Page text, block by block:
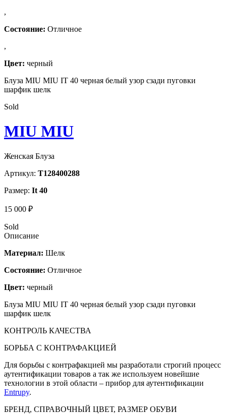
,
Состояние: Отличное
,
Цвет: черный
Блуза MIU MIU IT 40 черная белый узор сзади пуговки
шарфик шелк
Sold
MIU MIU
Женская Блуза
Артикул: T128400288
Размер: It 40
15 000 ₽
Sold
Описание
Материал: Шелк
Состояние: Отличное
Цвет: черный
Блуза MIU MIU IT 40 черная белый узор сзади пуговки
шарфик шелк
КОНТРОЛЬ КАЧЕСТВА
БОРЬБА С КОНТРАФАКЦИЕЙ
Для борьбы с контрафакцией мы разработали строгий процесс
аутентификации товаров а так же используем новейшие
технологии в этой области – прибор для аутентификации
Entrupy.
БРЕНД, СПРАВОЧНЫЙ ЦВЕТ, РАЗМЕР ОБУВИ